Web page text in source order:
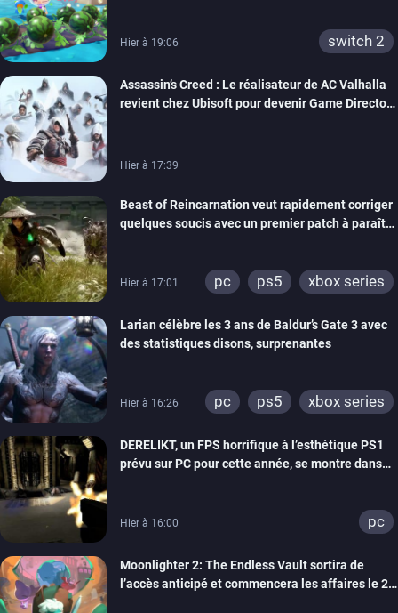
Hier à 19:06 switch 2
Assassin’s Creed : Le réalisateur de AC Valhalla
revient chez Ubisoft pour devenir Game Director
Hier à 17:39
Beast of Reincarnation veut rapidement corriger
quelques soucis avec un premier patch à paraître
Hier à 17:01 pc ps5 xbox series
Larian célèbre les 3 ans de Baldur’s Gate 3 avec
des statistiques disons, surprenantes
Hier à 16:26 pc ps5 xbox series
DERELIKT, un FPS horrifique à l’esthétique PS1
prévu sur PC pour cette année, se montre dans
Hier à 16:00 pc
Moonlighter 2: The Endless Vault sortira de
l’accès anticipé et commencera les affaires le 2